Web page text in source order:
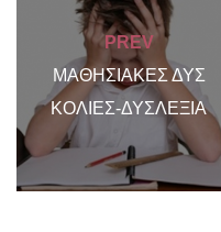
PREV
ΜΑΘΗΣΙΑΚΕΣ ΔΥΣ
ΚΟΛΙΕΣ-ΔΥΣΛΕΞΙΑ